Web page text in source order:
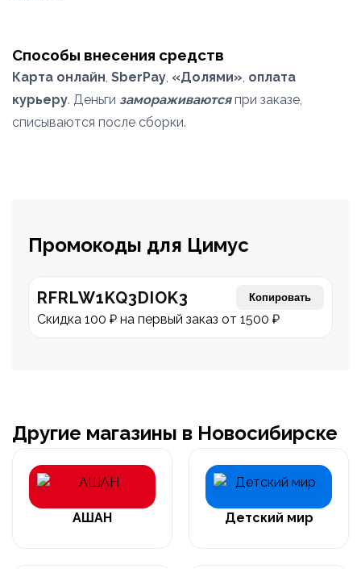
Способы внесения средств
Карта онлайн, SberPay, «Долями», оплата
курьеру. Деньги замораживаютсяпри заказе,
списываются после сборки.
Промокоды для Цимус
RFRLW1KQ3DIOK3 Копировать
Скидка 100 ₽ на первый заказ от 1500 ₽
Другие магазины в Новосибирске
АШАН Детский мир